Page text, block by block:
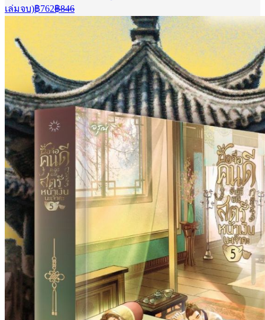
เล่มจบ)฿762Current
price
is:
฿846
price
was:
฿846.